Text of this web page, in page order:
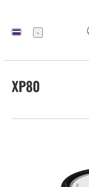
Menú
XP80